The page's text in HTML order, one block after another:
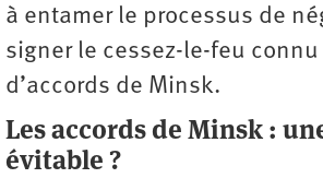
à entamer le processus de
signer le cessez-le-feu
d’accords de Minsk.
Les accords de Minsk :
évitable ?